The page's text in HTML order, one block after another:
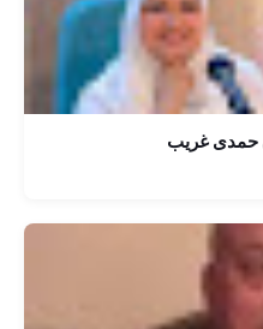
حمدى غريب